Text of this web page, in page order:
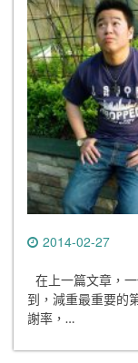
2014-02-27
在上一篇文章，
到，減重最重要的
謝率，…